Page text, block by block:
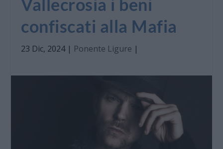
Vallecrosia i beni
confiscati alla Mafia
23 Dic, 2024| Ponente Ligure |